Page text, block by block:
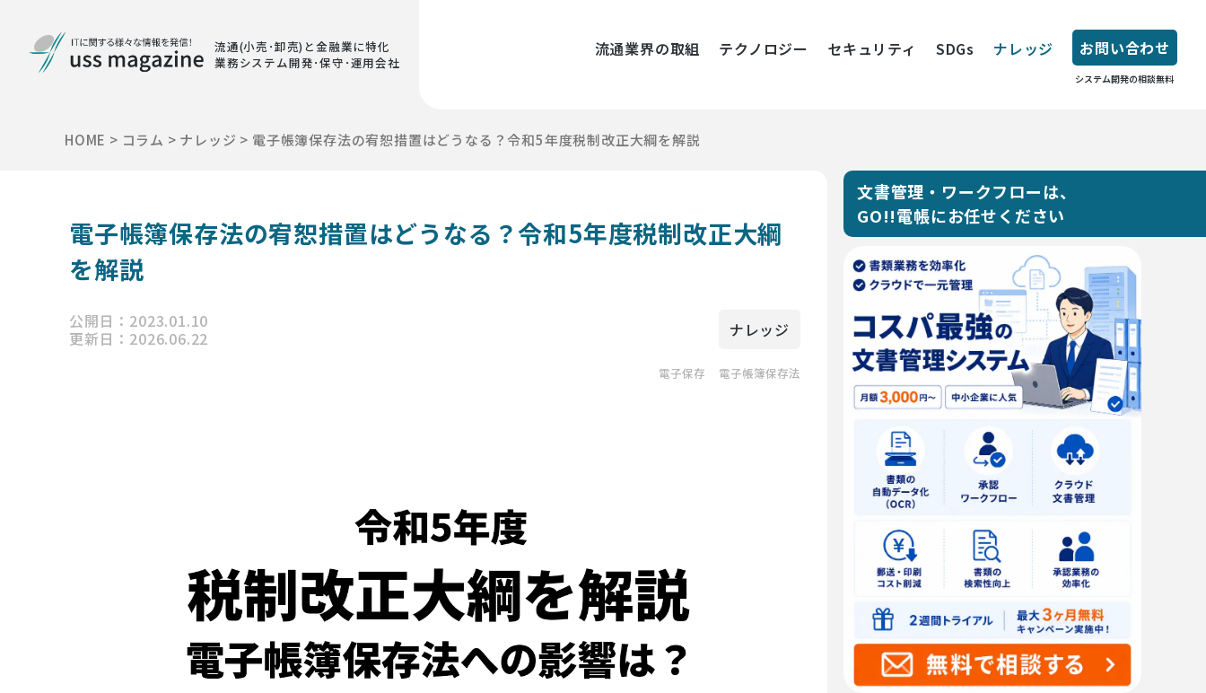
流通(小売･卸売)と金融業に特化
業務システム開発･保守･運用会社
流通業界の取組 テクノロジー セキュリティ SDGs ナレッジ お問い合わせ
システム開発の相談無料
HOME > コラム > ナレッジ > 電子帳簿保存法の宥恕措置はどうなる？令和5年度税制改正大綱を解説
電子帳簿保存法の宥恕措置はどうなる？令和5年度税制改正大綱
を解説
公開日：2023.01.10
更新日：2026.06.22
ナレッジ
電子保存 電子帳簿保存法
文書管理・ワークフローは、
GO!!電帳にお任せください